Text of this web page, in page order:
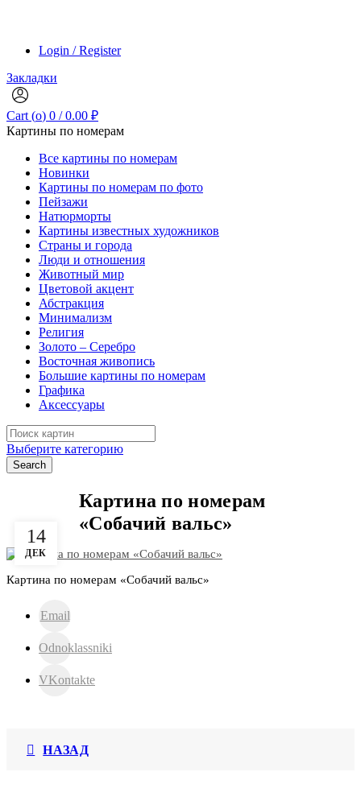
Login / Register
Закладки
Cart (o) 0 / 0.00 ₽
Картины по номерам
Все картины по номерам
Новинки
Картины по номерам по фото
Пейзажи
Натюрморты
Картины известных художников
Страны и города
Люди и отношения
Животный мир
Цветовой акцент
Абстракция
Минимализм
Религия
Золото – Серебро
Восточная живопись
Большие картины по номерам
Графика
Аксессуары
Search
for:
Выберите категорию
Search
14
ДЕК
Картина по номерам
«Собачий вальс»
Картина по номерам «Собачий вальс»
Email
Odnoklassniki
VKontakte
НАЗАД